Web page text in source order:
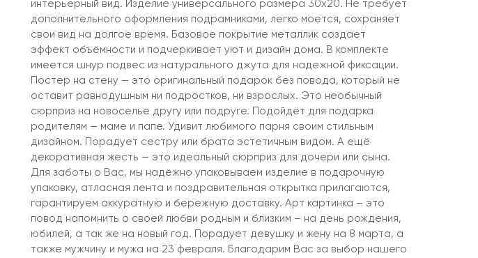
интерьерный вид. Изделие универсального размера 30х20. Не требует
дополнительного оформления подрамниками, легко моется, сохраняет
свои вид на долгое время. Базовое покрытие металлик создает
эффект объёмности и подчеркивает уют и дизайн дома. В комплекте
имеется шнур подвес из натурального джута для надежной фиксации.
Постер на стену — это оригинальный подарок без повода, который не
оставит равнодушным ни подростков, ни взрослых. Это необычный
сюрприз на новоселье другу или подруге. Подойдёт для подарка
родителям — маме и папе. Удивит любимого парня своим стильным
дизайном. Порадует сестру или брата эстетичным видом. А ещё
декоративная жесть — это идеальный сюрприз для дочери или сына.
Для заботы о Вас, мы надёжно упаковываем изделие в подарочную
упаковку, атласная лента и поздравительная открытка прилагаются,
гарантируем аккуратную и бережную доставку. Арт картинка – это
повод напомнить о своей любви родным и близким – на день рождения,
юбилей, а так же на новый год. Порадует девушку и жену на 8 марта, а
также мужчину и мужа на 23 февраля. Благодарим Вас за выбор нашего